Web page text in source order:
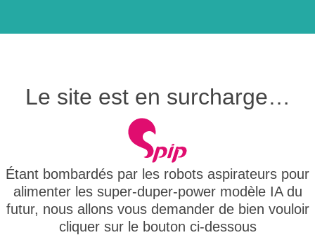
Le site est en surcharge…
Étant bombardés par les robots aspirateurs pour
alimenter les super-duper-power modèle IA du
futur, nous allons vous demander de bien vouloir
cliquer sur le bouton ci-dessous